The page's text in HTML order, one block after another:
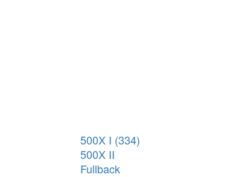
500X I (334)
500X II
Fullback